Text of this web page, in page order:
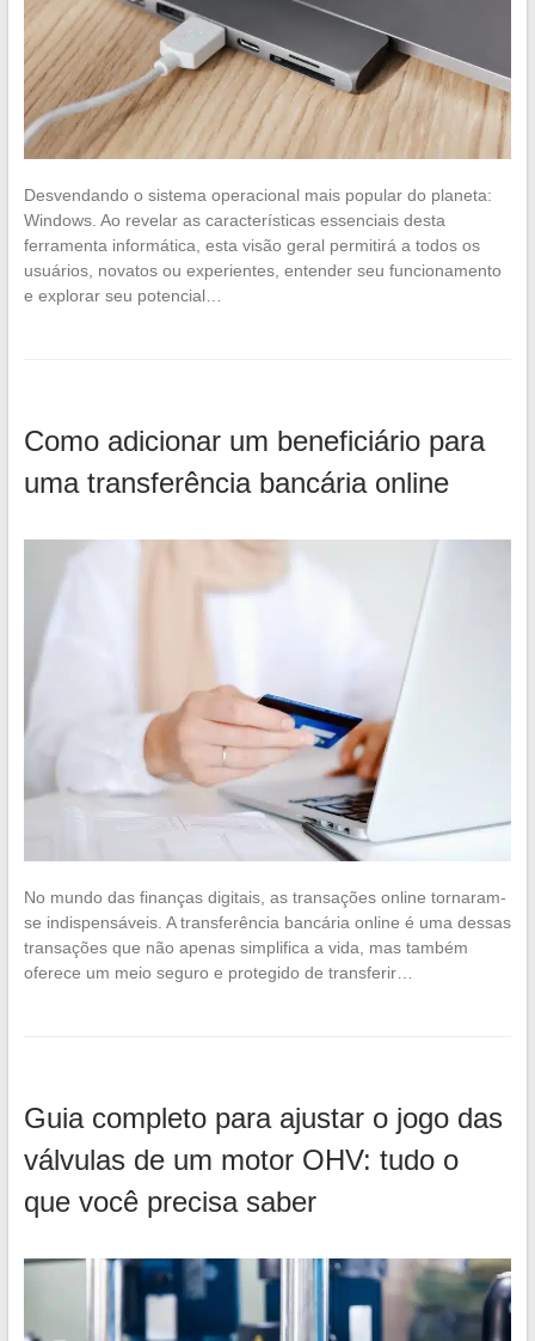
Desvendando o sistema operacional mais popular do planeta:
Windows. Ao revelar as características essenciais desta
ferramenta informática, esta visão geral permitirá a todos os
usuários, novatos ou experientes, entender seu funcionamento
e explorar seu potencial…
Como adicionar um beneficiário para
uma transferência bancária online
No mundo das finanças digitais, as transações online tornaram-
se indispensáveis. A transferência bancária online é uma dessas
transações que não apenas simplifica a vida, mas também
oferece um meio seguro e protegido de transferir…
Guia completo para ajustar o jogo das
válvulas de um motor OHV: tudo o
que você precisa saber